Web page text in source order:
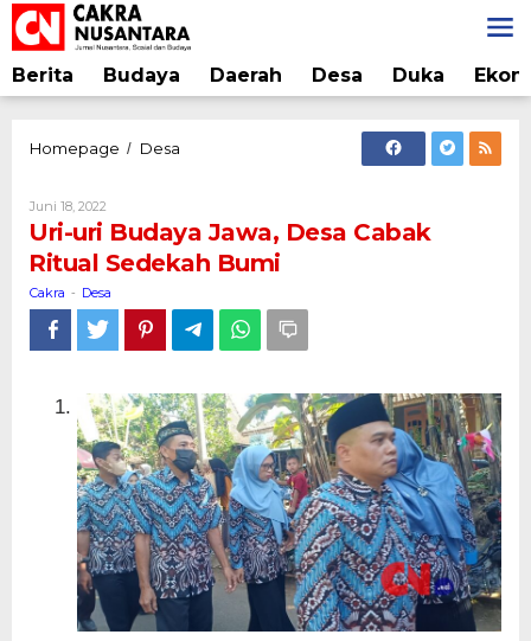
Lewati
ke
konten
Berita Budaya Daerah Desa Duka
Homepage / Desa
Desa
Cabak
Sedekah
Bumi
Juni 18, 2022
Cakra
Uri-uri Budaya Jawa, Desa Cabak
Ritual Sedekah Bumi
Cakra - Desa